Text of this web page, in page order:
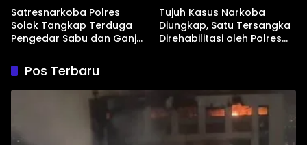
Satresnarkoba Polres
Solok Tangkap Terduga
Pengedar Sabu dan Ganja
Tujuh Kasus Narkoba
Diungkap, Satu Tersangka
Direhabilitasi oleh Polres
Pos Terbaru